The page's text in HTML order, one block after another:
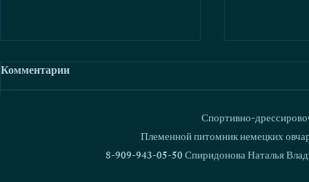
Комментарии
Спортивно-
Племенной питомник немецких
8-909-943-05-50 Спиридонова Наталья